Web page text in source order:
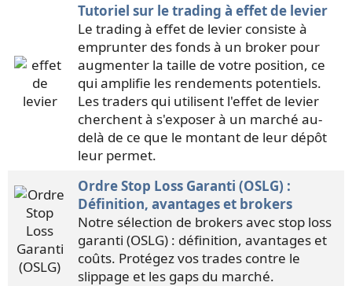
Tutoriel sur le trading à effet de levier
Le trading à effet de levier consiste à
emprunter des fonds à un broker pour
augmenter la taille de votre position, ce
qui amplifie les rendements potentiels.
Les traders qui utilisent l'effet de levier
cherchent à s'exposer à un marché au-
delà de ce que le montant de leur dépôt
leur permet.
Ordre Stop Loss Garanti (OSLG) :
Définition, avantages et brokers
Notre sélection de brokers avec stop loss
garanti (OSLG) : définition, avantages et
coûts. Protégez vos trades contre le
slippage et les gaps du marché.